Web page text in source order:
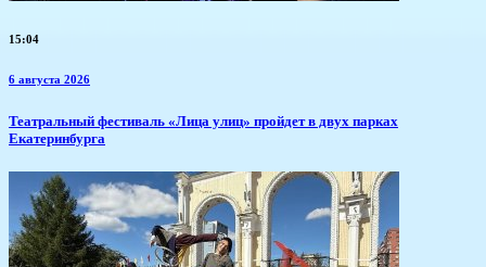
15:04
6 августа 2026
​Театральный фестиваль «Лица улиц» пройдет в двух парках
Екатеринбурга